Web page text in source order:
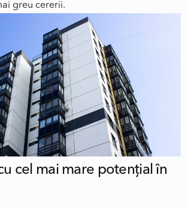
greu cererii.
cel mai mare potențial în